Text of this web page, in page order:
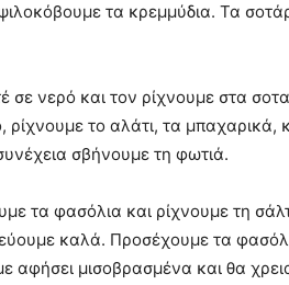
τα κρεμμύδια. Τα
σε νερό και τον ρίχνουμε στα
ρίχνουμε το αλάτι, τα μπαχαρικά,
σβήνουμε τη φωτιά.
τα φασόλια και ρίχνουμε τη
καλά. Προσέχουμε τα
αφήσει μισοβρασμένα και θα